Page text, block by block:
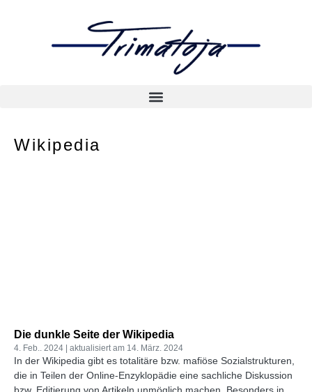
Wikipedia
Die dunkle Seite der Wikipedia
4. Feb.. 2024 14. März. 2024
In der Wikipedia gibt es totalitäre bzw. mafiöse Sozialstrukturen,
die in Teilen der Online-Enzyklopädie eine sachliche Diskussion
bzw. Editierung von Artikeln unmöglich machen. Besonders in